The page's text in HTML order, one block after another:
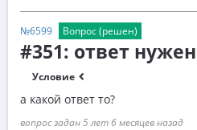
№6599 Вопрос (решен)
#351: ответ нужен
Условие
а какой ответ то?
вопрос задан 5 лет 6 месяцев назад